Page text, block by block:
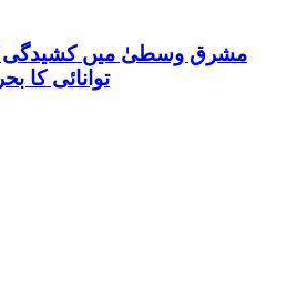
مشرق وسطیٰ میں کشیدگی
توانائی کا